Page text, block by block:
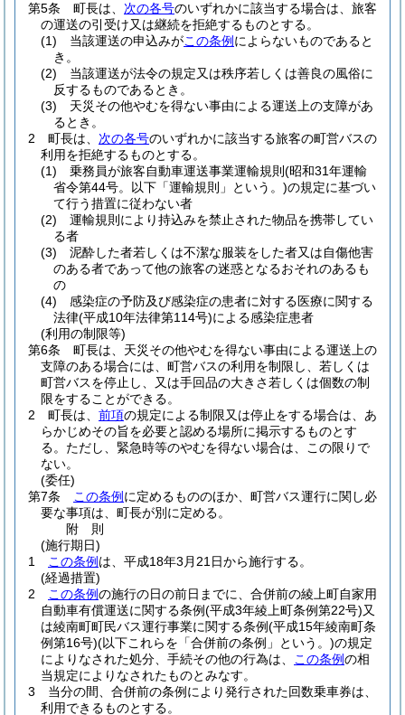
第5条
町長は、 次の各号のいずれかに該当する場合は、旅客
の運送の引受け又は継続を拒絶するものとする。
(1)
当該運送の申込みがこの条例 によらないものであると
き。
(2)
当該運送が法令の規定又は秩序若しくは善良の風俗に
反するものであるとき。
(3)
天災その他やむを得ない事由による運送上の支障があ
るとき。
2
町長は、 次の各号のいずれかに該当する旅客の町営バスの
利用を拒絶するものとする。
(1)
乗務員が旅客自動車運送事業運輸規則 (昭和31年運輸
省令第44号。以下「運輸規則」という。)の規定に基づい
て行う措置に従わない者
(2)
運輸規則により持込みを禁止された物品を携帯してい
る者
(3)
泥酔した者若しくは不潔な服装をした者又は自傷他害
のある者であって他の旅客の迷惑となるおそれのあるも
の
(4)
感染症の予防及び感染症の患者に対する医療に関する
法律(平成10年法律第114号)による感染症患者
(利用の制限等)
第6条
町長は、天災その他やむを得ない事由による運送上の
支障のある場合には、町営バスの利用を制限し、若しくは
町営バスを停止し、又は手回品の大きさ若しくは個数の制
限をすることができる。
2
町長は、 前項の規定による制限又は停止をする場合は、あ
らかじめその旨を必要と認める場所に掲示するものとす
る。 ただし、緊急時等のやむを得ない場合は、この限りで
ない。
(委任)
第7条
この条例 に定めるもののほか、町営バス運行に関し必
要な事項は、町長が別に定める。
附 則
(施行期日)
1
この条例 は、平成18年3月21日から施行する。
(経過措置)
2
この条例の施行の日の前日までに、合併前の綾上町自家用
自動車有償運送に関する条例(平成3年綾上町条例第22号)又
は綾南町町民バス運行事業に関する条例(平成15年綾南町条
例第16号)(以下これらを「合併前の条例」という。)の規定
によりなされた処分、手続その他の行為は、
この条例の相
当規定によりなされたものとみなす。
3
当分の間、合併前の条例により発行された回数乗車券は、
利用できるものとする。